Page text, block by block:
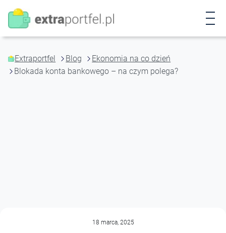
Extraportfel Blog
Ekonomia na co dzień
Blokada konta bankowego – na czym polega?
18 marca, 2025